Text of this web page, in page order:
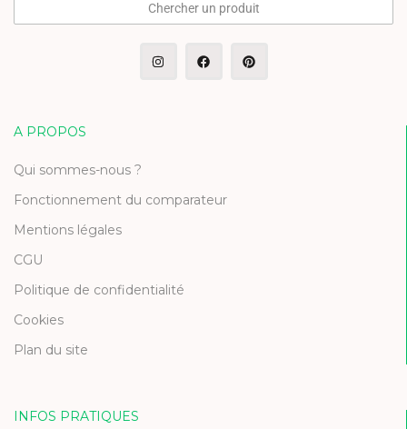
Chercher un produit
A PROPOS
Qui sommes-nous ?
Fonctionnement du comparateur
Mentions légales
CGU
Politique de confidentialité
Cookies
Plan du site
INFOS PRATIQUES